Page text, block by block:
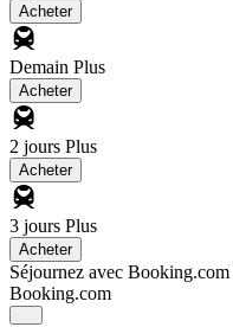
Acheter
Demain Plus
Acheter
2 jours Plus
Acheter
3 jours Plus
Acheter
Séjournez avec Booking.com
Booking.com